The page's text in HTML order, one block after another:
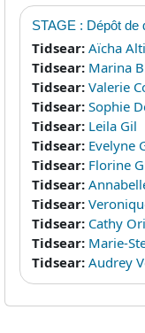
STAGE : Dépôt
Tidsear: Aïcha
Tidsear: Marina
Tidsear: Valerie
Tidsear: Sophie
Tidsear: Leila Gil
Tidsear: Evelyne
Tidsear: Florine
Tidsear:
Tidsear:
Tidsear: Cathy
Tidsear: Marie-
Tidsear: Audrey